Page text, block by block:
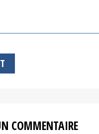
COMMENTAIRE